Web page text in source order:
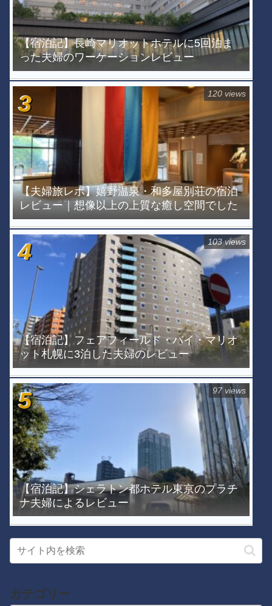
【宿泊記】長崎マリオットホテルに5回泊ま
った夫婦のワーケーションレビュー
【夫婦旅レポ】嬉野温泉・和多屋別荘の宿泊
レビュー｜想像以上の上質な癒し空間でした
120 views
【宿泊記】フェアフィールド・バイ・マリオ
ット札幌に3泊した夫婦のレビュー
103 views
【宿泊記】シェラトン都ホテル東京のプラチ
ナ夫婦によるレビュー
97 views
カテゴリー